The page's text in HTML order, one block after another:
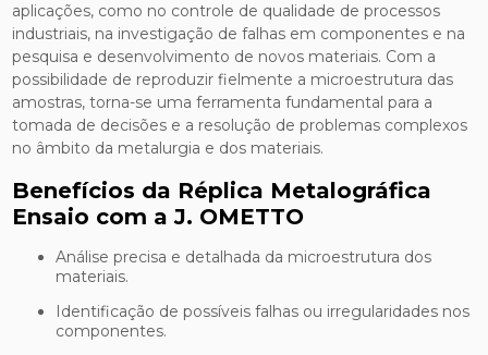
aplicações, como no controle de qualidade de processos
industriais, na investigação de falhas em componentes e na
pesquisa e desenvolvimento de novos materiais. Com a
possibilidade de reproduzir fielmente a microestrutura das
amostras, torna-se uma ferramenta fundamental para a
tomada de decisões e a resolução de problemas complexos
no âmbito da metalurgia e dos materiais.
Benefícios da Réplica Metalográfica
Ensaio com a J. OMETTO
Análise precisa e detalhada da microestrutura dos
materiais.
componentes.